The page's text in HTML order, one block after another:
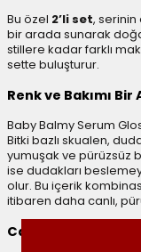
Bu özel 2’li set, serinin
bir arada sunarak
stillere kadar farklı
sette buluşturur.
Renk ve Bakımı
Baby Balmy Serum
Bitki bazlı skualen,
yumuşak ve pürüzsüz
ise dudakları
olur. Bu içerik
itibaren daha canlı,
Camsı Parlaklık &